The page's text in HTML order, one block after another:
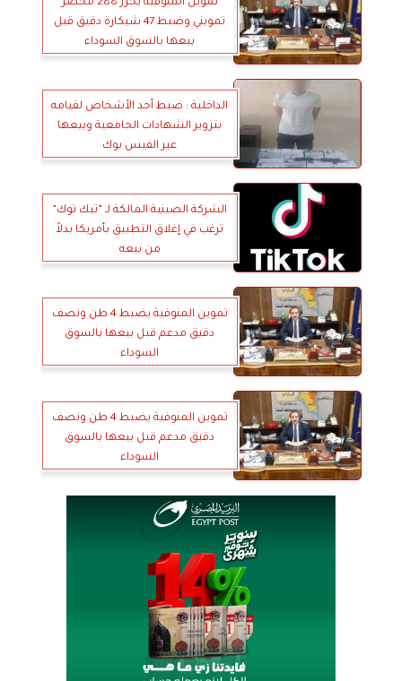
تمويني وضبط 47 شيكارة دقيق قبل
بيعها بالسوق السوداء
الداخلية : ضبط أحد الأشخاص لقيامه
بتزوير الشهادات الجامعية وبيعها
عبر الفيس بوك
الشركة الصينية المالكة لـ ”تيك توك”
ترغب في إغلاق التطبيق بأمريكا بدلاً
من بيعه
تموين المنوفية يضبط 4 طن ونصف
دقيق مدعم قبل بيعها بالسوق
السوداء
تموين المنوفية يضبط 4 طن ونصف
دقيق مدعم قبل بيعها بالسوق
السوداء